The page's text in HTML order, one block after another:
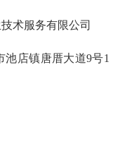
术服务有限公司
店镇唐厝大道9号1